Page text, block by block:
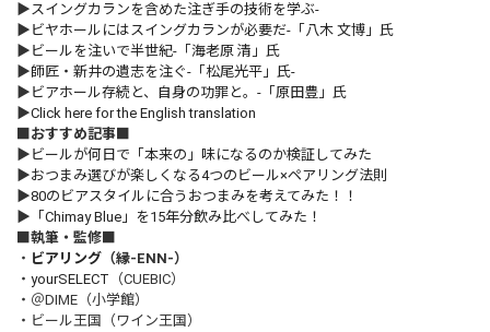
▶スイングカランを含めた注ぎ手の技術を学ぶ-
▶ ビヤホールにはスイングカランが必要だ-「八木 文博」氏
▶ ビールを注いで半世紀-「海老原 清」氏
▶師匠・新井の遺志を注ぐ-「松尾光平」氏-
▶ ビアホール存続と、自身の功罪と。-「原田豊」氏
▶Click here for the English translation
■おすすめ記事■
▶ ビールが何日で「本来の」味になるのか検証してみた
▶おつまみ選びが楽しくなる4つのビール×ペアリング法則
▶80のビアスタイルに合うおつまみを考えてみた！！
▶ 「Chimay Blue」を15年分飲み比べしてみた！
■執筆・監修■
・ ビアリング （縁-ENN-）
・ yourSELECT （CUEBIC）
・＠DIME（小学館）
・ビール王国（ワイン王国）